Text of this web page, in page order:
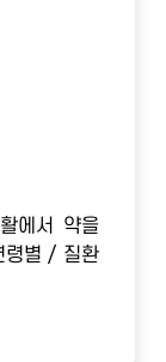
에서 약을
령별 / 질환